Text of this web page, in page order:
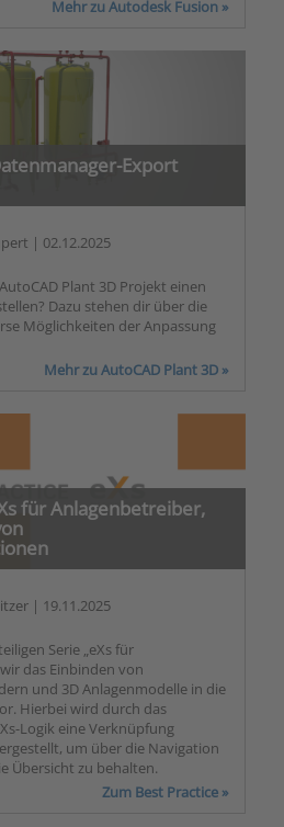
Mehr zu Autodesk Fusion »
Export
| 02.12.2025
Plant 3D Projekt einen
Dazu stehen dir über die
Möglichkeiten der Anpassung
Mehr zu AutoCAD Plant 3D »
für Anlagenbetreiber,
| 19.11.2025
Serie „eXs für
das Einbinden von
und 3D Anlagenmodelle in die
Hierbei wird durch das
Logik eine Verknüpfung
um über die Navigation
Übersicht zu behalten.
Zum Best Practice »